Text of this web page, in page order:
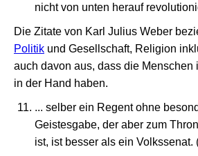
nicht von unten herauf
Die Zitate von Karl Julius Weber
Politik und Gesellschaft, Religion
auch davon aus, dass die Menschen
in der Hand haben.
... selber ein Regent ohne
Geistesgabe, der aber zum
ist, ist besser als ein Volkssenat.